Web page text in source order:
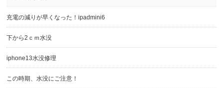
充電の減りが早くなった！ipadmini6
下から2ｃｍ水没
iphone13水没修理
この時期、水没にご注意！